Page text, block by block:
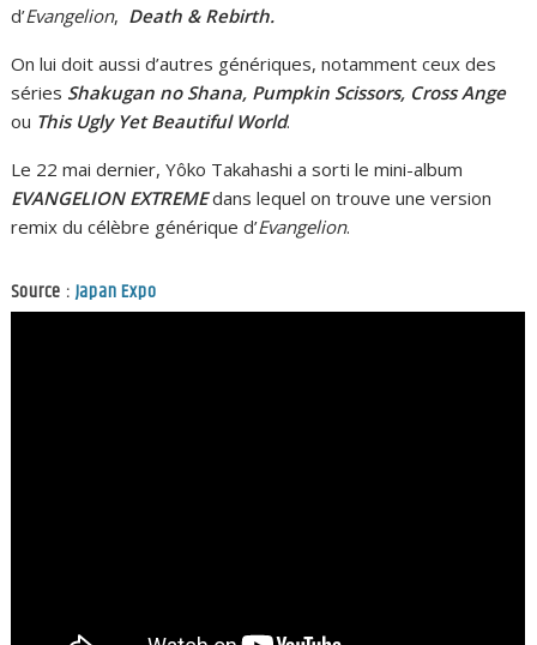
d’Evangelion, Death & Rebirth.
On lui doit aussi d’autres génériques, notamment ceux des
séries Shakugan no Shana, Pumpkin Scissors, Cross Ange
ou This Ugly Yet Beautiful World.
Le 22 mai dernier, Yôko Takahashi a sorti le mini-album
EVANGELION EXTREMEdans lequel on trouve une version
remix du célèbre générique d’Evangelion.
Source :Japan Expo